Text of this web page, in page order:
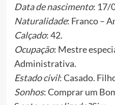
Data de nascimento: 17/
Naturalidade: Franco –
Calçado: 42.
Ocupação: Mestre
Administrativa.
Estado civil: Casado.
Sonhos: Comprar um